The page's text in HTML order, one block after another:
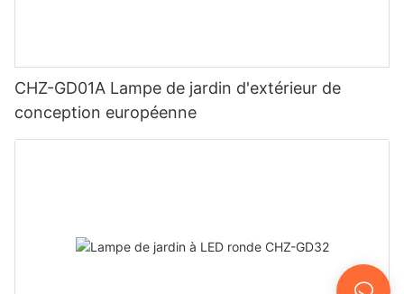
CHZ-GD01A Lampe de jardin d'extérieur de
conception européenne